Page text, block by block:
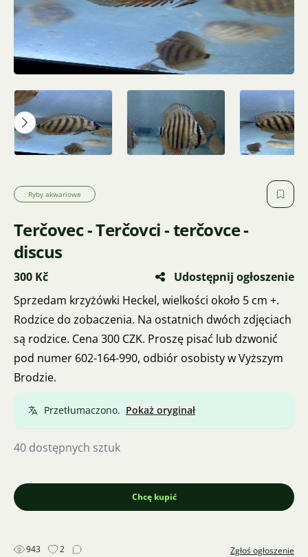
Ryby akwariowe
Terčovec - Terčovci - terčovce -
discus
300 Kč
Udostępnij ogłoszenie
Sprzedam krzyżówki Heckel, wielkości około 5 cm +.
Rodzice do zobaczenia. Na ostatnich dwóch zdjęciach
są rodzice. Cena 300 CZK. Proszę pisać lub dzwonić
pod numer 602-164-990, odbiór osobisty w Vyższym
Brodzie.
Przetłumaczono. Pokaż oryginał
40 dostępnych sztuk
Chcę kupić
943 2 Zgłoś ogłoszenie